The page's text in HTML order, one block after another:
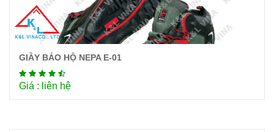
GIẦY BẢO HỘ NEPA E-01
Giá : liên hệ